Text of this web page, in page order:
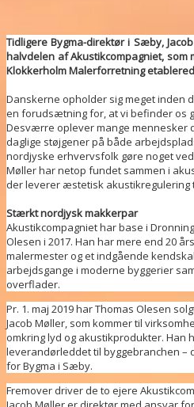
Tidligere Bygma-direktør i Sæby,
halvdelen af Akustikcompagniet, som
Klokkerholm Malerforretning
Danskerne opholder sig meget inden
en forudsætning for, at vi befinder os
Desværre oplever mange mennesker
daglige støjgener på både
nordjyske erhvervsfolk gøre noget
Møller har netop fundet sammen i
der leverer æstetisk akustikregulering
Stærkt nordjysk makkerpar
Akustikcompagniet har base i
Olesen i 2017. Han har mere end 20
malermester og et indgående
arbejdsgange i moderne byggerier
overflader.
Pr. 1. maj 2019 har Thomas Olesen
Jacob Møller, som kommer til
omkring lyd og akustikprodukter. Han
leverandørleddet til byggebranchen –
for Bygma i Sæby.
Fremover driver de to ejere